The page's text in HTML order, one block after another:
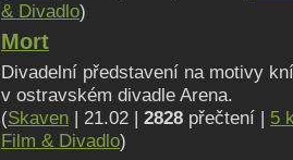
& Divadlo)
Mort
Divadelní představení na motivy
v ostravském divadle Arena.
(Skaven | 21.02 | 2828 přečtení | 5
Film & Divadlo)